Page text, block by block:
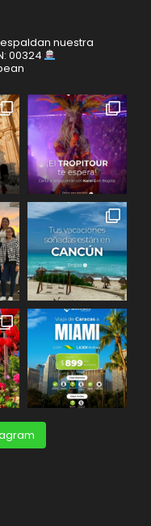
nuestra
00324